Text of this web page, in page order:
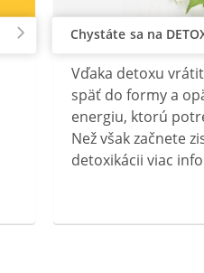
Chystáte sa na
Vďaka detoxu
späť do formy a
energiu, ktorú
Než však začnete
detoxikácii viac